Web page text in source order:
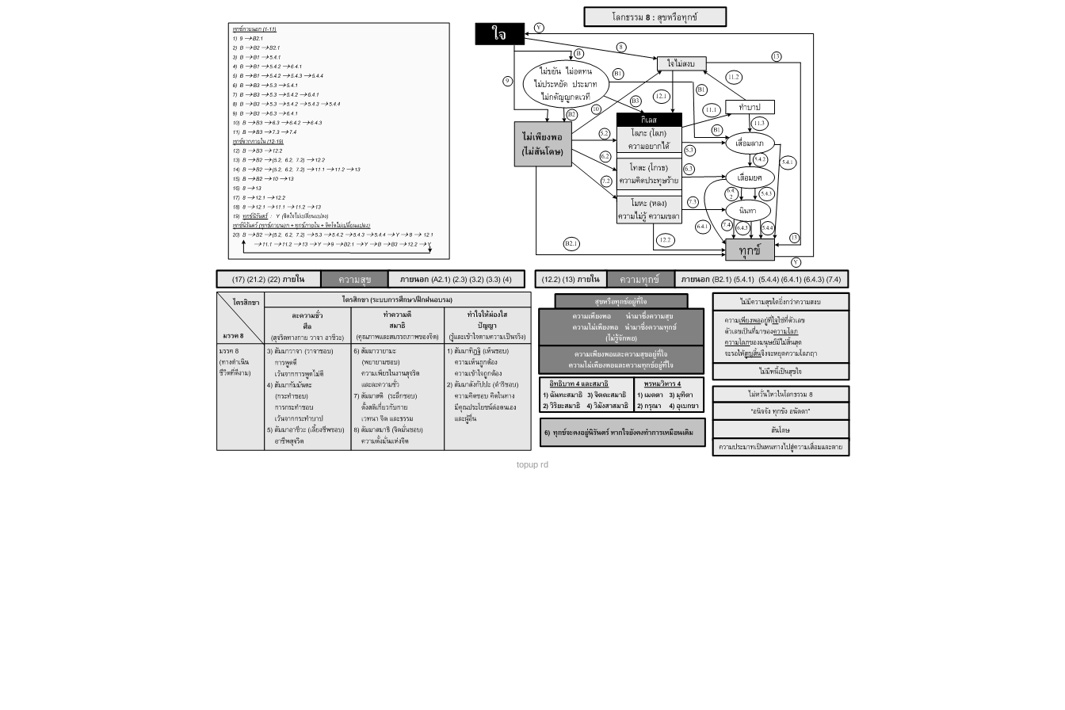
topup rd